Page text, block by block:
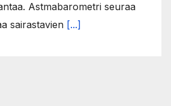
Astmabarometri seuraa
sairastavien [...]